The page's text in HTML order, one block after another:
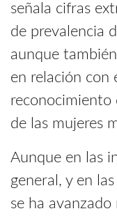
señala cifras
de prevalencia
aunque
en relación con
reconocimiento
de las mujeres
Aunque en las
general, y en
se ha